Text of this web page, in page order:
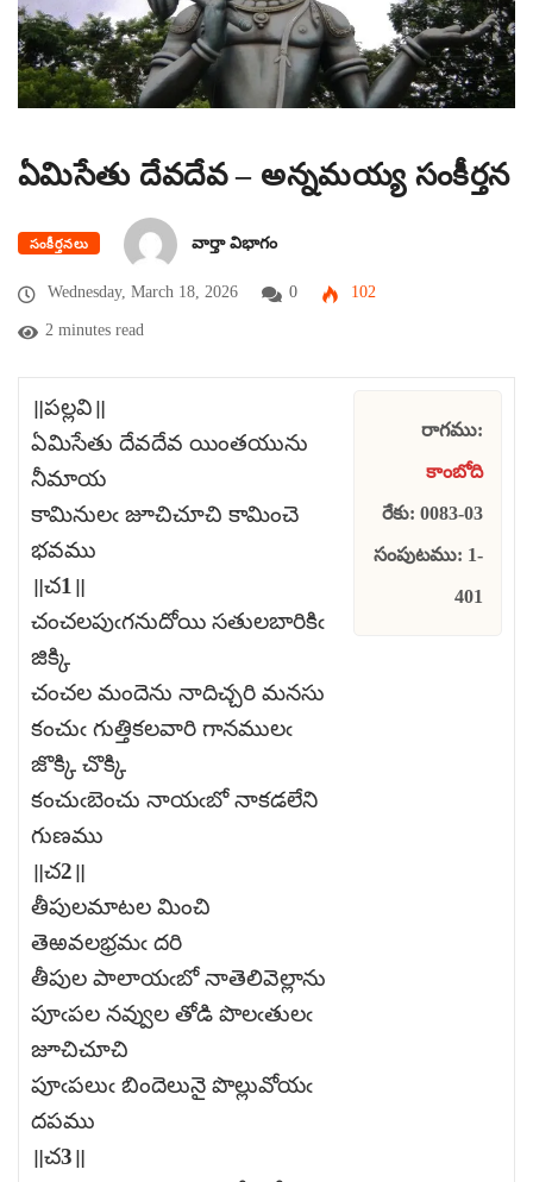
ఏమిసేతు దేవదేవ – అన్నమయ్య సంకీర్తన
సంకీర్తనలు వార్తా విభాగం
Wednesday, March 18, 2026 0 102
2 minutes read
॥పల్లవి॥
ఏమిసేతు దేవదేవ యింతయును
నీమాయ
కామినులఁ జూచిచూచి కామించె
భవము
॥చ1॥
చంచలపుఁగనుదోయి సతులబారికిఁ
జిక్కి
చంచల మందెను నాదిచ్చరి మనసు
కంచుఁ గుత్తికలవారి గానములఁ
జొక్కి చొక్కి
కంచుఁబెంచు నాయఁబో నాకడలేని
గుణము
॥చ2॥
తీపులమాటల మించి
తెఱవలభ్రమఁ దరి
తీపుల పాలాయఁబో నాతెలివెల్లాను
పూఁపల నవ్వుల తోడి పొలఁతులఁ
జూచిచూచి
పూఁపలుఁ బిందెలునై పొల్లువోయఁ
దపము
॥చ3॥
రాగము:
కాంబోది
రేకు: 0083-03
సంపుటము: 1-
401